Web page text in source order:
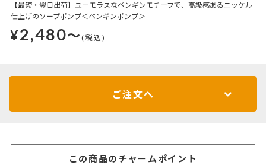
【最短・翌日出荷】ユーモラスなペンギンモチーフで、高級感あるニッケル
仕上げのソープポンプ＜ペンギンポンプ＞
¥2,480～(税込)
ご注文へ
この商品のチャームポイント